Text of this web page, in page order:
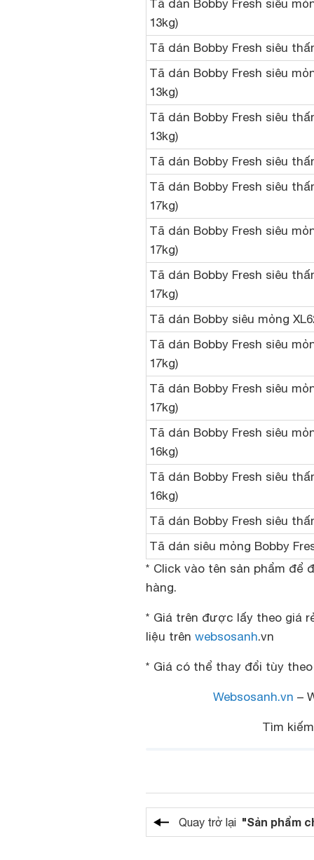
Tã dán Bobby Fresh siêu
13kg)
Tã dán Bobby Fresh siêu
Tã dán Bobby Fresh siêu
13kg)
Tã dán Bobby Fresh siêu
13kg)
Tã dán Bobby Fresh siêu
Tã dán Bobby Fresh siêu
17kg)
Tã dán Bobby Fresh siêu
17kg)
Tã dán Bobby Fresh siêu
17kg)
Tã dán Bobby siêu mỏng
Tã dán Bobby Fresh siêu
17kg)
Tã dán Bobby Fresh siêu
17kg)
Tã dán Bobby Fresh siêu
16kg)
Tã dán Bobby Fresh siêu
16kg)
Tã dán Bobby Fresh siêu
Tã dán siêu mỏng Bobby
* Click vào tên sản phẩm để
hàng.
* Giá trên được lấy theo giá
liệu trên websosanh.vn
* Giá có thể thay đổi tùy
Websosanh.vn –
Tìm
Quay trở lại "Sản phẩm